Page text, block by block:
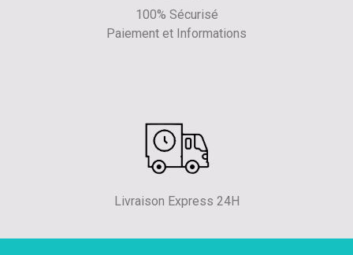
100% Sécurisé
Paiement et Informations
Livraison Express 24H